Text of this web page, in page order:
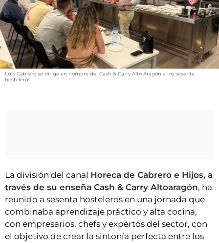
CONTACTAR
FIESTAS EN EL ALTO ARAGÓN
FIESTAS DE SAN LORENZO
AGENDA
INICIAR SESIÓN
Luis Cabrero se dirige en nombre del Cash & Carry Alto Aragón a los sesenta
hosteleros
La división del canal Horeca de Cabrero e Hijos, a
través de su enseña Cash & Carry Altoaragón, ha
reunido a sesenta hosteleros en una jornada que
combinaba aprendizaje práctico y alta cocina,
con empresarios, chefs y expertos del sector, con
el objetivo de crear la sintonía perfecta entre los